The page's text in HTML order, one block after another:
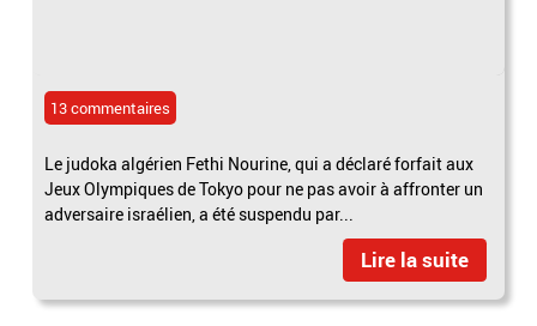
13 commentaires
Le judoka algérien Fethi Nourine, qui a déclaré forfait aux
Jeux Olympiques de Tokyo pour ne pas avoir à affronter un
adversaire israélien, a été suspendu par...
Lire la suite